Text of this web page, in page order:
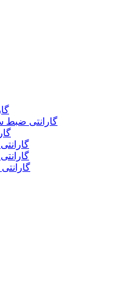
گارانتی ضبط
گارانتی
گارانتی